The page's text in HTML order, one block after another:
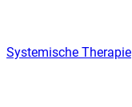
Systemische Therapie